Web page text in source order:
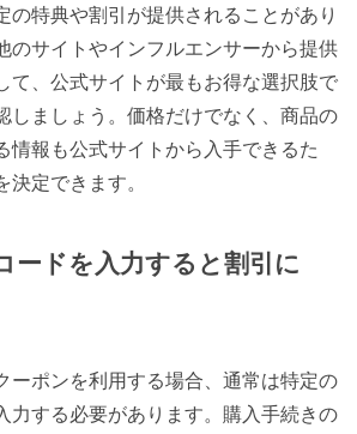
の特典や割引が提供されることがあり
のサイトやインフルエンサーから提供
て、公式サイトが最もお得な選択肢で
しましょう。価格だけでなく、商品の
情報も公式サイトから入手できるた
定できます。
ードを入力すると割引に
ーポンを利用する場合、通常は特定の
力する必要があります。購入手続きの